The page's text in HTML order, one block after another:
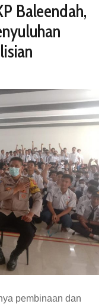
Baleendah,
pembinaan dan